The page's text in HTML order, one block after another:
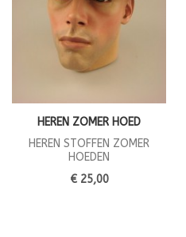
HEREN ZOMER HOED
HEREN STOFFEN ZOMER
HOEDEN
€ 25,00